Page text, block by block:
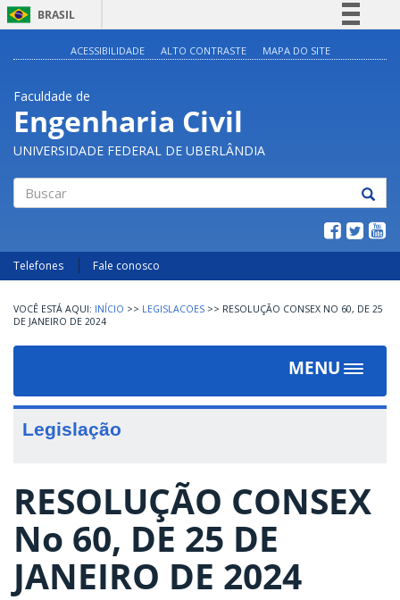
BRASIL
Legislação
Canais
ACESSIBILIDADE ALTO CONTRASTE MAPA DO SITE
Faculdade de
Engenharia Civil
UNIVERSIDADE FEDERAL DE UBERLÂNDIA
Telefones Fale conosco
INÍCIO >> LEGISLACOES >> RESOLUÇÃO CONSEX NO 60, DE 25
DE JANEIRO DE 2024
MENU
Toggle
Legislação
RESOLUÇÃO CONSEX
No 60, DE 25 DE
JANEIRO DE 2024